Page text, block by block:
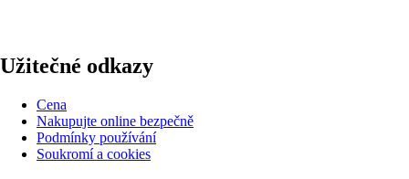
Užitečné odkazy
Cena
Nakupujte online bezpečně
Podmínky používání
Soukromí a cookies